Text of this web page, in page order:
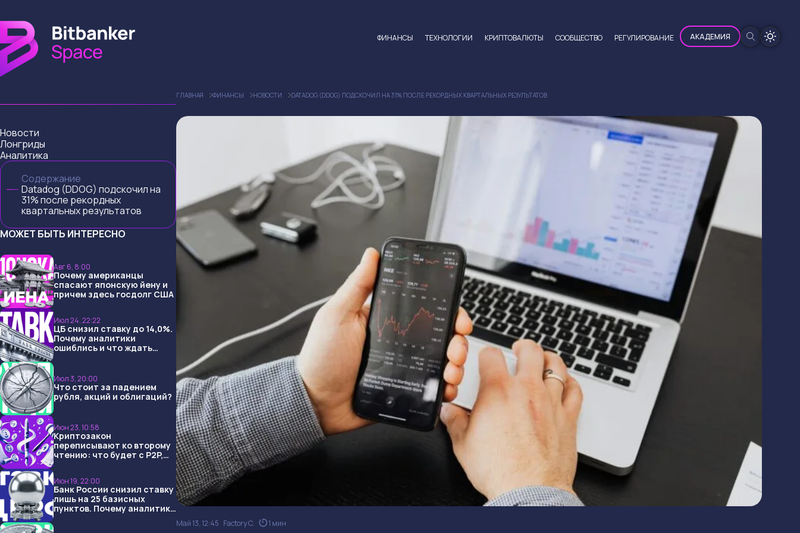
ФИНАНСЫ ТЕХНОЛОГИИ КРИПТОВАЛЮТЫ CООБЩЕСТВО РЕГУЛИРОВАНИЕ АКАДЕМИЯ
Новости
Лонгриды
Аналитика
Содержание
Datadog (DDOG) подскочил на
31% после рекордных
квартальных результатов
МОЖЕТ БЫТЬ ИНТЕРЕСНО
Авг 6, 8:00
Почему американцы
спасают японскую йену и
причем здесь госдолг США
Июл 24, 22:22
ЦБ снизил ставку до 14,0%.
Почему аналитики
ошиблись и что ждать
Июл 3, 20:00
Что стоит за падением
рубля, акций и облигаций?
Июн 23, 10:58
Криптозакон
переписывают ко второму
чтению: что будет с P2P,
Июн 19, 22:00
Банк России снизил ставку
лишь на 25 базисных
пунктов. Почему аналитики
ГЛАВНАЯ ФИНАНСЫ НОВОСТИ DATADOG (DDOG) ПОДСКОЧИЛ НА 31% ПОСЛЕ РЕКОРДНЫХ КВАРТАЛЬНЫХ РЕЗУЛЬТАТОВ
Май 13, 12:45 Factory C. 1 мин
Задать вопрос эксперту